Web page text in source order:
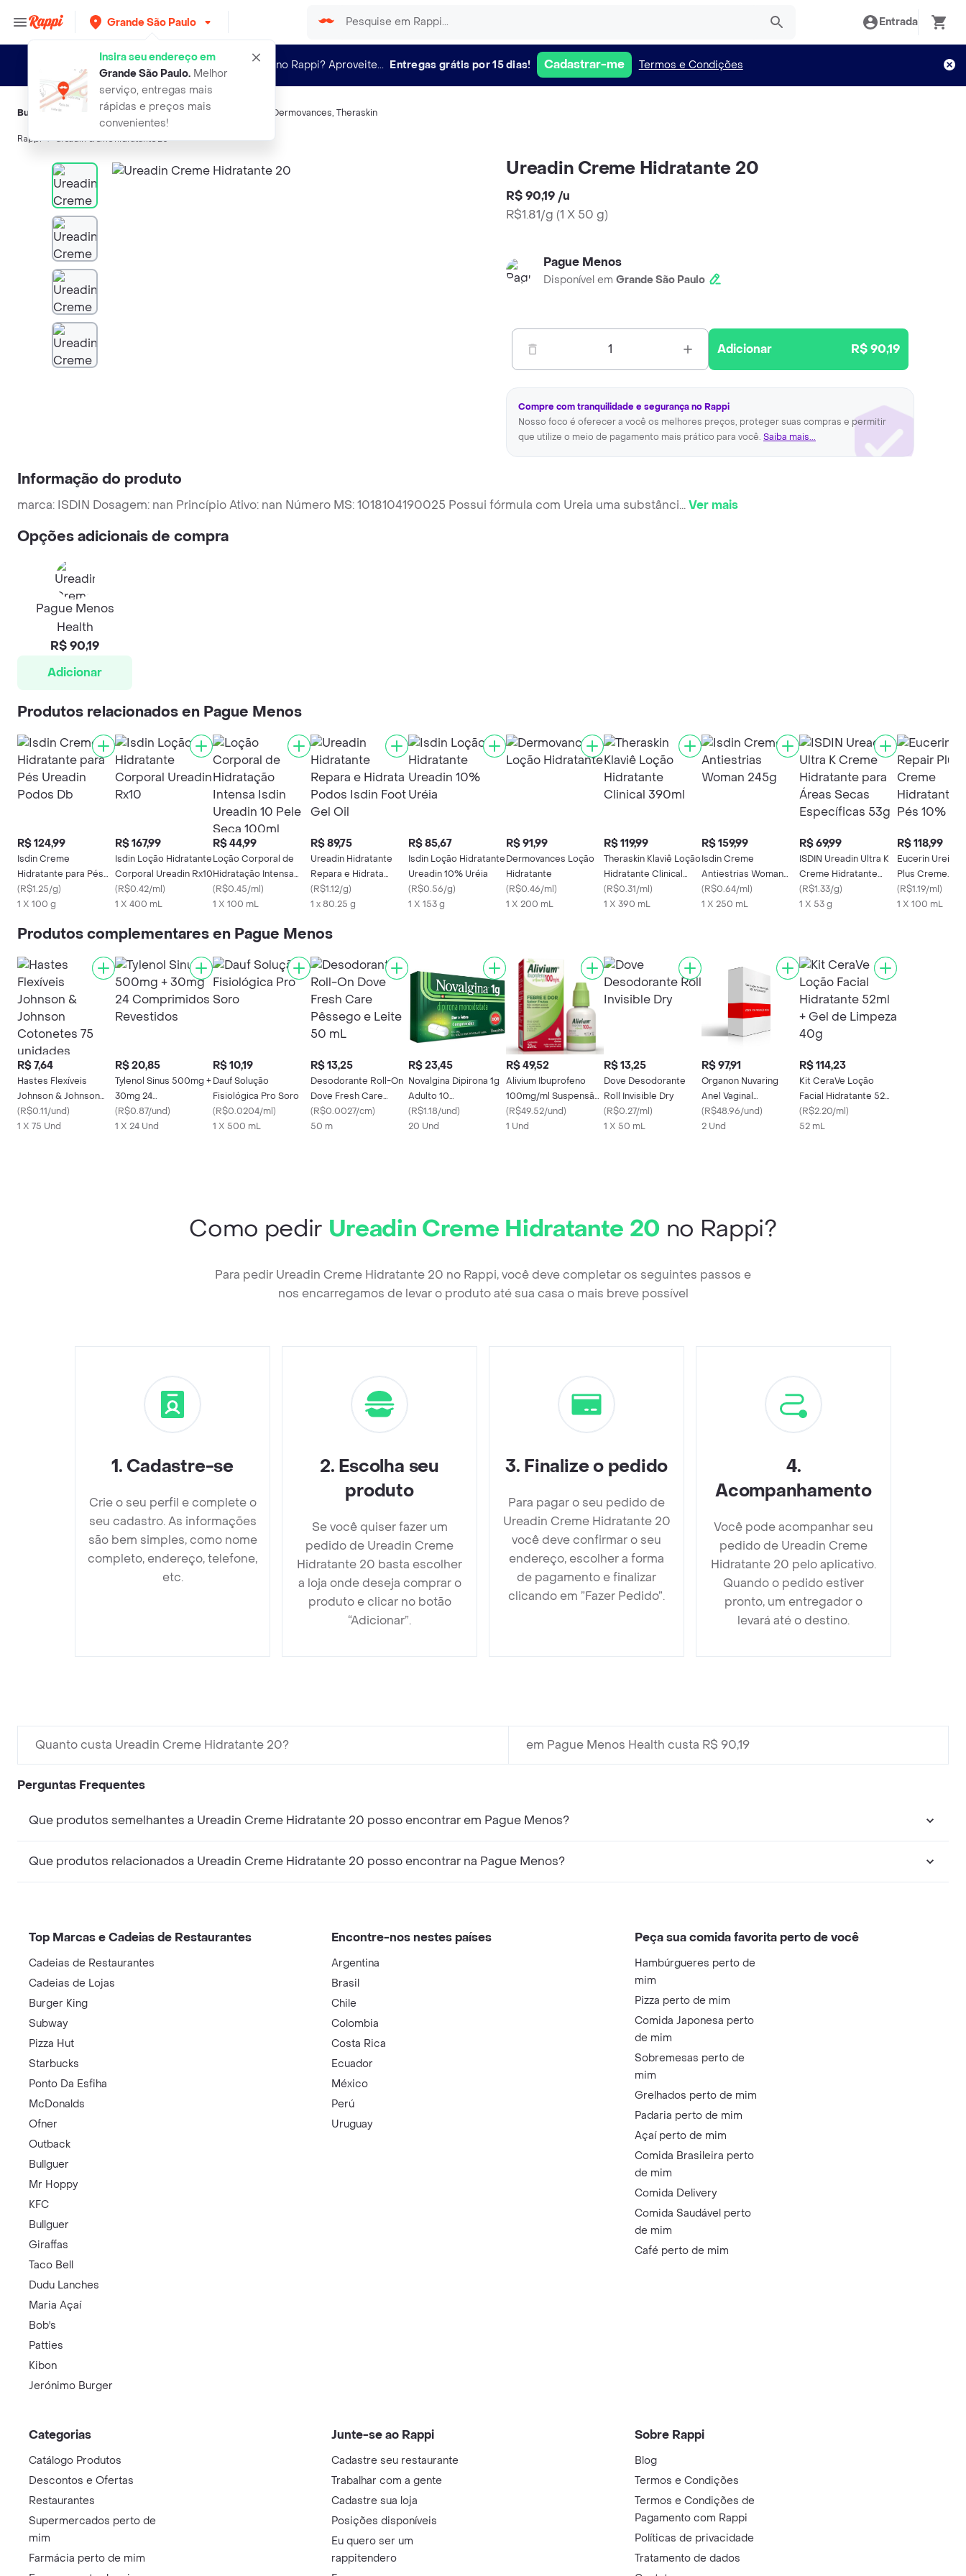
Grande São Paulo
Insira seu endereço em
Grande São Paulo.Melhor
serviço, entregas mais
rápidas e preços mais
convenientes!
Entrada
Novo no Rappi? Aproveite... Entregas grátis por 15 dias! Cadastrar-me Termos e Condições
Buscas relacionadas:Hidratantes corporais,Ureadin Dermovances, Theraskin
Rappi ureadin creme hidratante 20
Ureadin Creme Hidratante 20
R$ 90,19 /u
R$1.81/g (1 X 50 g)
Pague Menos
Disponível em Grande São Paulo
1 Adicionar R$ 90,19
Compre com tranquilidade e segurança no Rappi
Nosso foco é oferecer a você os melhores preços, proteger suas compras e permitir
que utilize o meio de pagamento mais prático para você. Saiba mais...
Informação do produto
marca: ISDIN Dosagem: nan Princípio Ativo: nan Número MS: 1018104190025 Possui fórmula com Ureia uma substânci...Ver mais
Opções adicionais de compra
Pague Menos
Health
R$ 90,19
Adicionar
Produtos relacionados en Pague Menos
R$ 124,99
Isdin Creme
Hidratante para Pés
Ureadin Podos Db
(R$1.25/g)
1 X 100 g
R$ 167,99
Isdin Loção Hidratante
Corporal Ureadin Rx10
(R$0.42/ml)
1 X 400 mL
R$ 44,99
Loção Corporal de
Hidratação Intensa
Isdin Ureadin 10 Pele
Seca 100ml
(R$0.45/ml)
1 X 100 mL
R$ 89,75
Ureadin Hidratante
Repara e Hidrata
Podos Isdin Foot Gel
Oil
(R$1.12/g)
1 x 80.25 g
R$ 85,67
Isdin Loção Hidratante
Ureadin 10% Uréia
(R$0.56/g)
1 X 153 g
R$ 91,99
Dermovances Loção
Hidratante
(R$0.46/ml)
1 X 200 mL
R$ 119,99
Theraskin Klaviê Loção
Hidratante Clinical
390ml
(R$0.31/ml)
1 X 390 mL
R$ 159,99
Isdin Creme
Antiestrias Woman
245g
(R$0.64/ml)
1 X 250 mL
R$ 69,99
ISDIN Ureadin Ultra K
Creme Hidratante
para Áreas Secas
Específicas 53g
(R$1.33/g)
1 X 53 g
R$ 118,99
Eucerin Ureia
Plus Creme
Hidratante para
10% 100ml
(R$1.19/ml)
1 X 100 mL
Produtos complementares en Pague Menos
R$ 7,64
Hastes Flexíveis
Johnson & Johnson
Cotonetes 75
unidades
(R$0.11/und)
1 X 75 Und
R$ 20,85
Tylenol Sinus 500mg +
30mg 24
Comprimidos
Revestidos
(R$0.87/und)
1 X 24 Und
R$ 10,19
Dauf Solução
Fisiológica Pro Soro
(R$0.0204/ml)
1 X 500 mL
R$ 13,25
Desodorante Roll-On
Dove Fresh Care
Pêssego e Leite 50
mL
(R$0.0027/cm)
50 m
R$ 23,45
Novalgina Dipirona 1g
Adulto 10
Comprimidos
(R$1.18/und)
20 Und
R$ 49,52
Alivium Ibuprofeno
100mg/ml Suspensão
de Uso Oral Frasco
Gotejador 20ml
(R$49.52/und)
1 Und
R$ 13,25
Dove Desodorante
Roll Invisible Dry
(R$0.27/ml)
1 X 50 mL
R$ 97,91
Organon Nuvaring
Anel Vaginal
11.7mg/2.7mg com 1
Aplicador
(R$48.96/und)
2 Und
R$ 114,23
Kit CeraVe Loção
Facial Hidratante 52ml
+ Gel de Limpeza 40g
(R$2.20/ml)
52 mL
Como pedir Ureadin Creme Hidratante 20 no Rappi?
Para pedir Ureadin Creme Hidratante 20 no Rappi, você deve completar os seguintes passos e
nos encarregamos de levar o produto até sua casa o mais breve possível
1. Cadastre-se
Crie o seu perfil e complete o
seu cadastro. As informações
são bem simples, como nome
completo, endereço, telefone,
etc.
2. Escolha seu
produto
Se você quiser fazer um
pedido de Ureadin Creme
Hidratante 20 basta escolher
a loja onde deseja comprar o
produto e clicar no botão
“Adicionar”.
3. Finalize o pedido
Para pagar o seu pedido de
Ureadin Creme Hidratante 20
você deve confirmar o seu
endereço, escolher a forma
de pagamento e finalizar
clicando em ”Fazer Pedido”.
4.
Acompanhamento
Você pode acompanhar seu
pedido de Ureadin Creme
Hidratante 20 pelo aplicativo.
Quando o pedido estiver
pronto, um entregador o
levará até o destino.
Quanto custa Ureadin Creme Hidratante 20? em Pague Menos Health custa R$ 90,19
Perguntas Frequentes
Que produtos semelhantes a Ureadin Creme Hidratante 20 posso encontrar em Pague Menos?
Que produtos relacionados a Ureadin Creme Hidratante 20 posso encontrar na Pague Menos?
Top Marcas e Cadeias de Restaurantes
Cadeias de Restaurantes
Cadeias de Lojas
Burger King
Subway
Pizza Hut
Starbucks
Ponto Da Esfiha
McDonalds
Ofner
Outback
Bullguer
Mr Hoppy
KFC
Bullguer
Giraffas
Taco Bell
Dudu Lanches
Maria Açaí
Bob's
Patties
Kibon
Jerónimo Burger
Encontre-nos nestes países
Argentina
Brasil
Chile
Colombia
Costa Rica
Ecuador
México
Perú
Uruguay
Peça sua comida favorita perto de você
Hambúrgueres perto de
mim
Pizza perto de mim
Comida Japonesa perto
de mim
Sobremesas perto de
mim
Grelhados perto de mim
Padaria perto de mim
Açaí perto de mim
Comida Brasileira perto
de mim
Comida Delivery
Comida Saudável perto
de mim
Café perto de mim
Categorias
Catálogo Produtos
Descontos e Ofertas
Restaurantes
Supermercados perto de
mim
Farmácia perto de mim
Junte-se ao Rappi
Cadastre seu restaurante
Trabalhar com a gente
Cadastre sua loja
Posições disponíveis
Eu quero ser um
rappitendero
Sobre Rappi
Blog
Termos e Condições
Termos e Condições de
Pagamento com Rappi
Políticas de privacidade
Tratamento de dados